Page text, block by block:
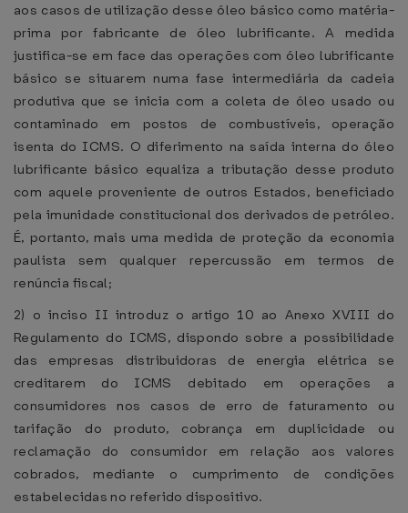
aos casos de utilização desse óleo básico como matéria-
prima por fabricante de óleo lubrificante. A medida
justifica-se em face das operações com óleo lubrificante
básico se situarem numa fase intermediária da cadeia
produtiva que se inicia com a coleta de óleo usado ou
contaminado em postos de combustíveis, operação
isenta do ICMS. O diferimento na saída interna do óleo
lubrificante básico equaliza a tributação desse produto
com aquele proveniente de outros Estados, beneficiado
pela imunidade constitucional dos derivados de petróleo.
É, portanto, mais uma medida de proteção da economia
paulista sem qualquer repercussão em termos de
renúncia fiscal;
2) o inciso II introduz o artigo 10 ao Anexo XVIII do
Regulamento do ICMS, dispondo sobre a possibilidade
das empresas distribuidoras de energia elétrica se
creditarem do ICMS debitado em operações a
consumidores nos casos de erro de faturamento ou
tarifação do produto, cobrança em duplicidade ou
reclamação do consumidor em relação aos valores
cobrados, mediante o cumprimento de condições
estabelecidas no referido dispositivo.